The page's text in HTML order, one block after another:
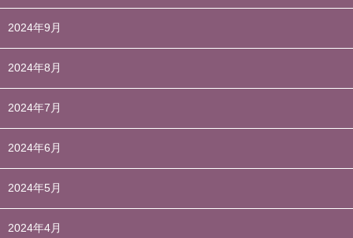
2024年9月
2024年8月
2024年7月
2024年6月
2024年5月
2024年4月